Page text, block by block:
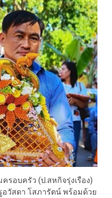
อบครัว (ป.สหกิจรุ่งเรือง)
วัสดา โสภารัตน์ พร้อมด้วย